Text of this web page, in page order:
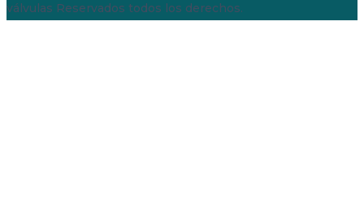
válvulas Reservados todos los derechos.